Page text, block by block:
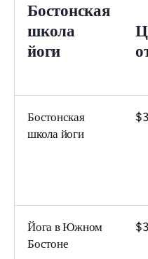
Бостонская
школа
йоги
Бостонская
школа йоги
Йога в Южном
Бостоне